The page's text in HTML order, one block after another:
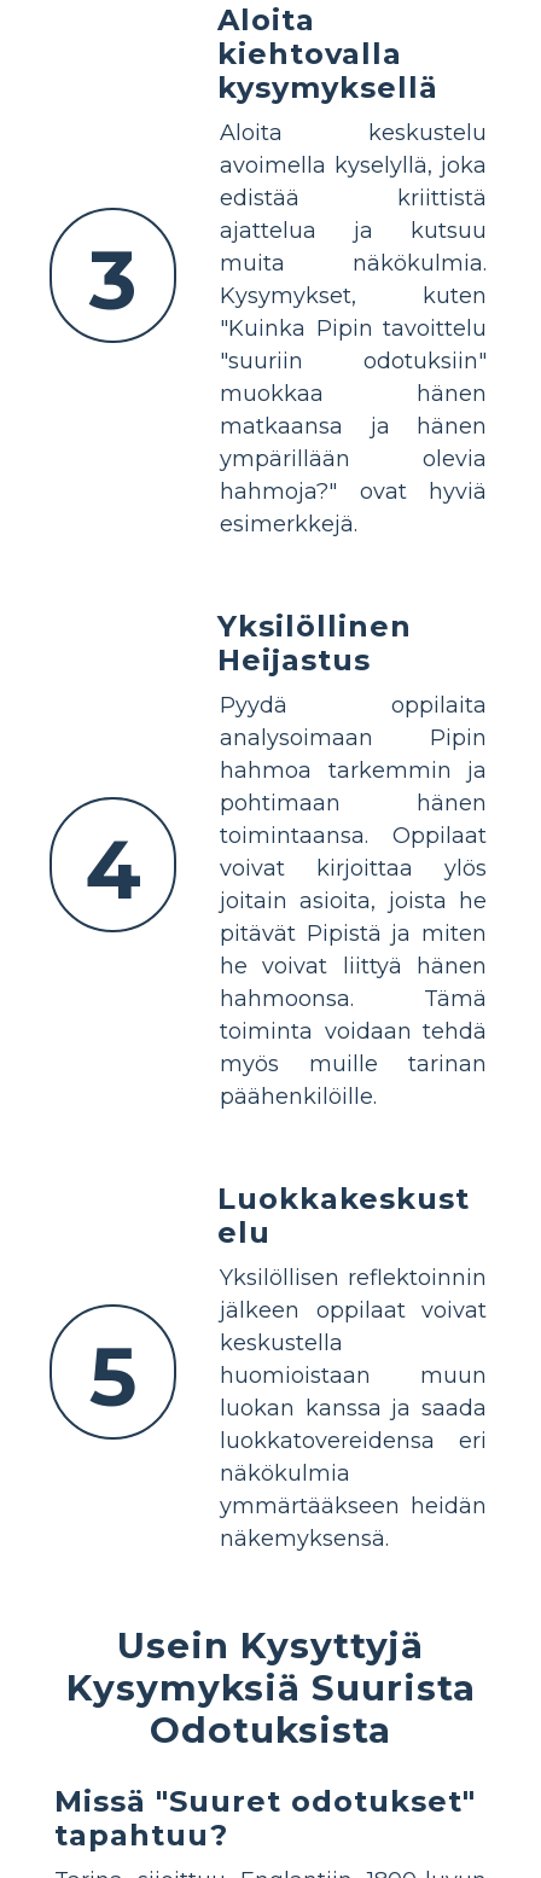
3
Aloita
kiehtovalla
kysymyksellä
Aloita keskustelu
avoimella kyselyllä, joka
edistää kriittistä
ajattelua ja kutsuu
muita näkökulmia.
Kysymykset, kuten
"Kuinka Pipin tavoittelu
"suuriin odotuksiin"
muokkaa hänen
matkaansa ja hänen
ympärillään olevia
hahmoja?" ovat hyviä
esimerkkejä.
4
Yksilöllinen
Heijastus
Pyydä oppilaita
analysoimaan Pipin
hahmoa tarkemmin ja
pohtimaan hänen
toimintaansa. Oppilaat
voivat kirjoittaa ylös
joitain asioita, joista he
pitävät Pipistä ja miten
he voivat liittyä hänen
hahmoonsa. Tämä
toiminta voidaan tehdä
myös muille tarinan
päähenkilöille.
5
Luokkakeskust
elu
Yksilöllisen reflektoinnin
jälkeen oppilaat voivat
keskustella
huomioistaan ​​muun
luokan kanssa ja saada
luokkatovereidensa eri
näkökulmia
ymmärtääkseen heidän
näkemyksensä.
Usein Kysyttyjä
Kysymyksiä Suurista
Odotuksista
Missä "Suuret odotukset"
tapahtuu?